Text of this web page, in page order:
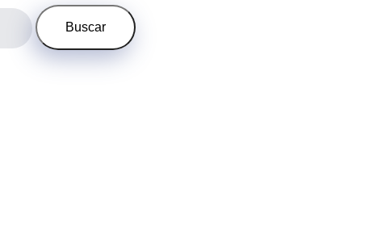
Buscar